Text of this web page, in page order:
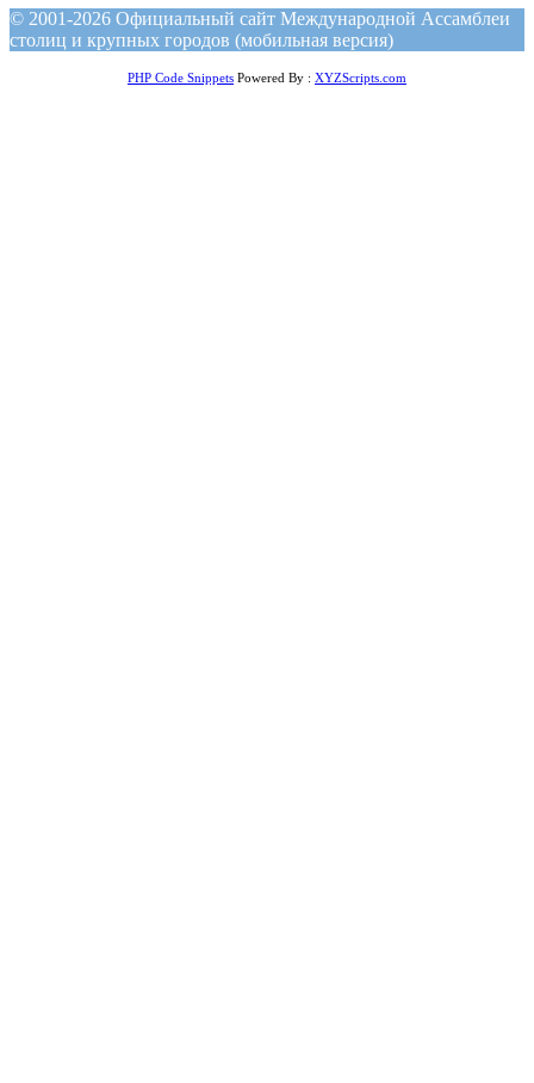
© 2001-2026 Официальный сайт Международной Ассамблеи
столиц и крупных городов (мобильная версия)
PHP Code Snippets Powered By : XYZScripts.com